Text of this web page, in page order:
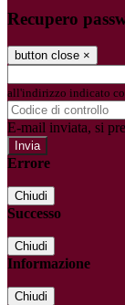
Recupero
button close ×
all'indirizzo indicato
E-mail inviata, si
Errore
Chiudi
Successo
Chiudi
Informazione
Chiudi